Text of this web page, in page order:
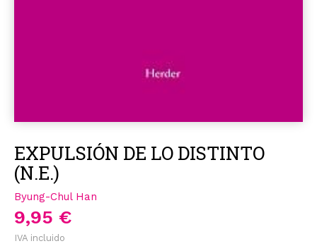
EXPULSIÓN DE LO DISTINTO
(N.E.)
Byung-Chul Han
9,95 €
IVA incluido